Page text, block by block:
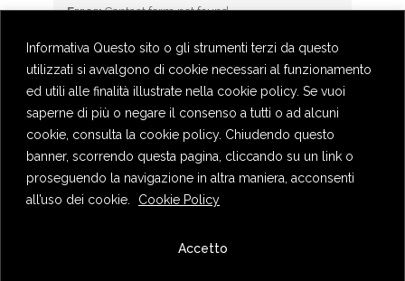
Informativa Questo sito o gli strumenti terzi da questo
utilizzati si avvalgono di cookie necessari al funzionamento
ed utili alle finalità illustrate nella cookie policy. Se vuoi
saperne di più o negare il consenso a tutti o ad alcuni
cookie, consulta la cookie policy. Chiudendo questo
banner, scorrendo questa pagina, cliccando su un link o
proseguendo la navigazione in altra maniera, acconsenti
all’uso dei cookie.
Cookie Policy
Accetto
Error:Contact form not found.
BOOKINGS
Prenotazioni chiuse
Privacy Policy